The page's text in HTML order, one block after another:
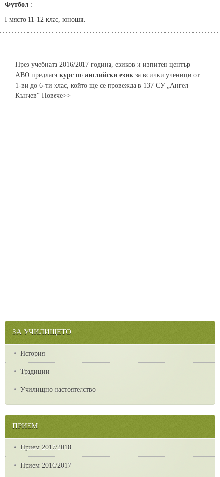
Футбол :
I място 11-12 клас, юноши.
През учебната 2016/2017 година, езиков и изпитен център
АВО предлага курс по английски език за всички ученици от
1-ви до 6-ти клас, който ще се провежда в 137 СУ „Ангел
Кънчев“ Повече>>
ЗА УЧИЛИЩЕТО
История
Традиции
Училищно настоятелство
ПРИЕМ
Прием 2017/2018
Прием 2016/2017